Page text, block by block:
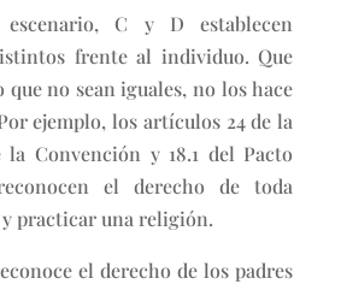
C y D establecen
frente al individuo. Que
que no sean iguales, no los hace
ejemplo, los artículos 24 de la
la Convención y 18.1 del Pacto
el derecho de toda
practicar una religión.
el derecho de los padres